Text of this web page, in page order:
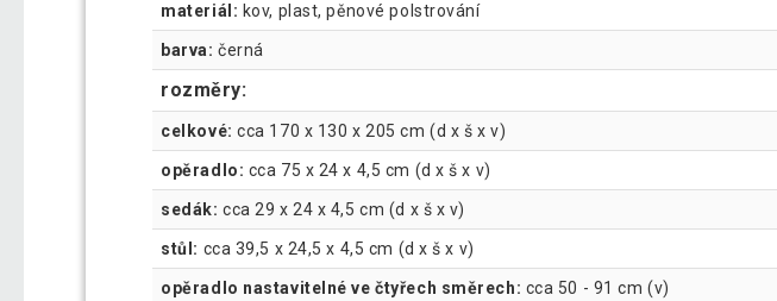
materiál: kov, plast, pěnové polstrování
barva: černá
rozměry:
celkové: cca 170 x 130 x 205 cm (d x š x v)
opěradlo: cca 75 x 24 x 4,5 cm (d x š x v)
sedák: cca 29 x 24 x 4,5 cm (d x š x v)
stůl: cca 39,5 x 24,5 x 4,5 cm (d x š x v)
opěradlo nastavitelné ve čtyřech směrech: cca 50 - 91 cm (v)